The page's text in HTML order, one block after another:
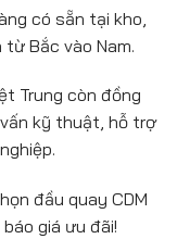
có sẵn tại kho,
Bắc vào Nam.
Trung còn đồng
kỹ thuật, hỗ trợ
đầu quay CDM
giá ưu đãi!